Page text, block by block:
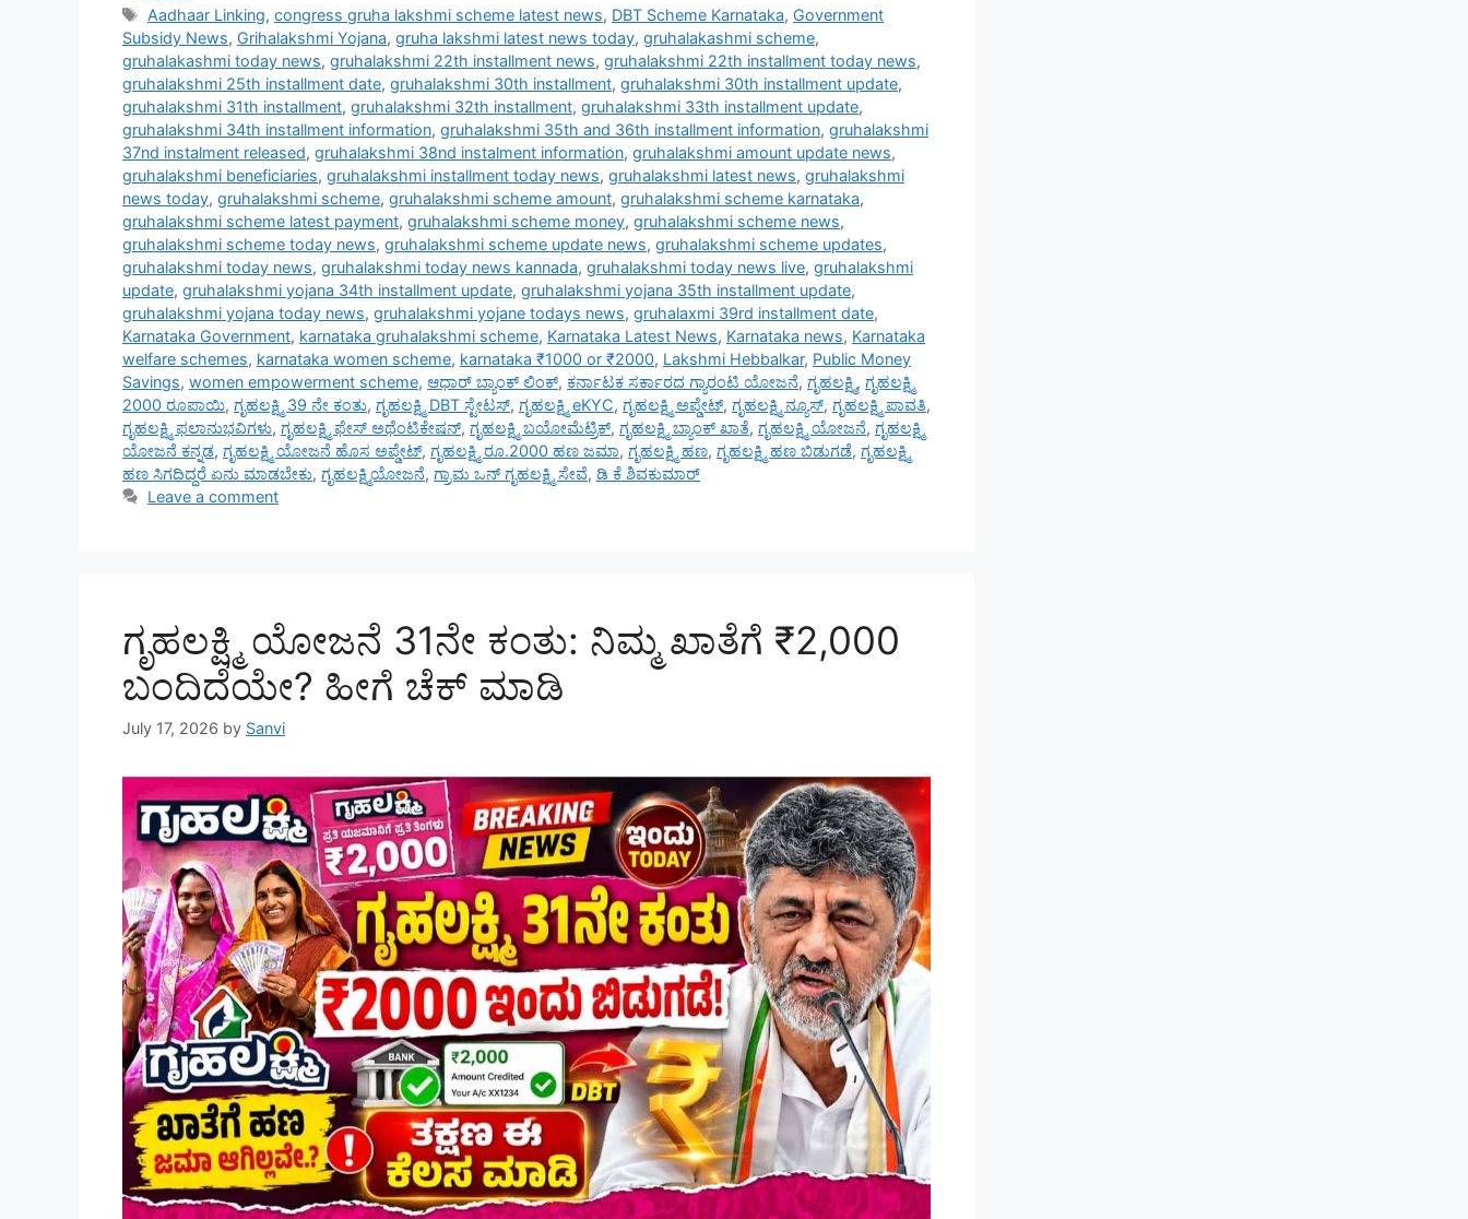
Tags
Aadhaar Linking,congress gruha lakshmi scheme latest news, DBT Scheme Karnataka, Government
Subsidy News, Grihalakshmi Yojana, gruha lakshmi latest news today, gruhalakashmi scheme,
gruhalakashmi today news, gruhalakshmi 22th installment news, gruhalakshmi 22th installment today news,
gruhalakshmi 25th installment date, gruhalakshmi 30th installment, gruhalakshmi 30th installment update,
gruhalakshmi 31th installment, gruhalakshmi 32th installment, gruhalakshmi 33th installment update,
gruhalakshmi 34th installment information, gruhalakshmi 35th and 36th installment information, gruhalakshmi
37nd instalment released, gruhalakshmi 38nd instalment information, gruhalakshmi amount update news,
gruhalakshmi beneficiaries, gruhalakshmi installment today news, gruhalakshmi latest news, gruhalakshmi
news today, gruhalakshmi scheme, gruhalakshmi scheme amount, gruhalakshmi scheme karnataka,
gruhalakshmi scheme latest payment, gruhalakshmi scheme money, gruhalakshmi scheme news,
gruhalakshmi scheme today news, gruhalakshmi scheme update news, gruhalakshmi scheme updates,
gruhalakshmi today news, gruhalakshmi today news kannada, gruhalakshmi today news live, gruhalakshmi
update, gruhalakshmi yojana 34th installment update, gruhalakshmi yojana 35th installment update,
gruhalakshmi yojana today news, gruhalakshmi yojane todays news, gruhalaxmi 39rd installment date,
Karnataka Government, karnataka gruhalakshmi scheme, Karnataka Latest News, Karnataka news, Karnataka
welfare schemes, karnataka women scheme, karnataka ₹1000 or ₹2000, Lakshmi Hebbalkar, Public Money
Savings, women empowerment scheme, ಆಧಾರ್ ಬ್ಯಾಂಕ್ ಲಿಂಕ್, ಕರ್ನಾಟಕ ಸರ್ಕಾರದ ಗ್ಯಾರಂಟಿ ಯೋಜನೆ, ಗೃಹಲಕ್ಷ್ಮಿ , ಗೃಹಲಕ್ಷ್ಮಿ
2000 ರೂಪಾಯಿ, ಗೃಹಲಕ್ಷ್ಮಿ 39 ನೇ ಕಂತು, ಗೃಹಲಕ್ಷ್ಮಿ DBT ಸ್ಟೇಟಸ್, ಗೃಹಲಕ್ಷ್ಮಿ eKYC, ಗೃಹಲಕ್ಷ್ಮಿ ಅಪ್ಡೇಟ್, ಗೃಹಲಕ್ಷ್ಮಿ ನ್ಯೂಸ್, ಗೃಹಲಕ್ಷ್ಮಿ ಪಾವತಿ,
ಗೃಹಲಕ್ಷ್ಮಿ ಫಲಾನುಭವಿಗಳು, ಗೃಹಲಕ್ಷ್ಮಿ ಫೇಸ್ ಅಥೆಂಟಿಕೇಷನ್, ಗೃಹಲಕ್ಷ್ಮಿ ಬಯೋಮೆಟ್ರಿಕ್, ಗೃಹಲಕ್ಷ್ಮಿ ಬ್ಯಾಂಕ್ ಖಾತೆ, ಗೃಹಲಕ್ಷ್ಮಿ ಯೋಜನೆ, ಗೃಹಲಕ್ಷ್ಮಿ
ಯೋಜನೆ ಕನ್ನಡ, ಗೃಹಲಕ್ಷ್ಮಿ ಯೋಜನೆ ಹೊಸ ಅಪ್ಡೇಟ್, ಗೃಹಲಕ್ಷ್ಮಿ ರೂ.2000 ಹಣ ಜಮಾ, ಗೃಹಲಕ್ಷ್ಮಿ ಹಣ, ಗೃಹಲಕ್ಷ್ಮಿ ಹಣ ಬಿಡುಗಡೆ, ಗೃಹಲಕ್ಷ್ಮಿ
ಹಣ ಸಿಗದಿದ್ದರೆ ಏನು ಮಾಡಬೇಕು, ಗೃಹಲಕ್ಷ್ಮಿಯೋಜನೆ, ಗ್ರಾಮ ಒನ್ ಗೃಹಲಕ್ಷ್ಮಿ ಸೇವೆ, ಡಿ ಕೆ ಶಿವಕುಮಾರ್
Leave a comment
ಗೃಹಲಕ್ಷ್ಮಿ ಯೋಜನೆ 31ನೇ ಕಂತು: ನಿಮ್ಮ ಖಾತೆಗೆ ₹2,000
ಬಂದಿದೆಯೇ? ಹೀಗೆ ಚೆಕ್ ಮಾಡಿ
July 17, 2026 by Sanvi